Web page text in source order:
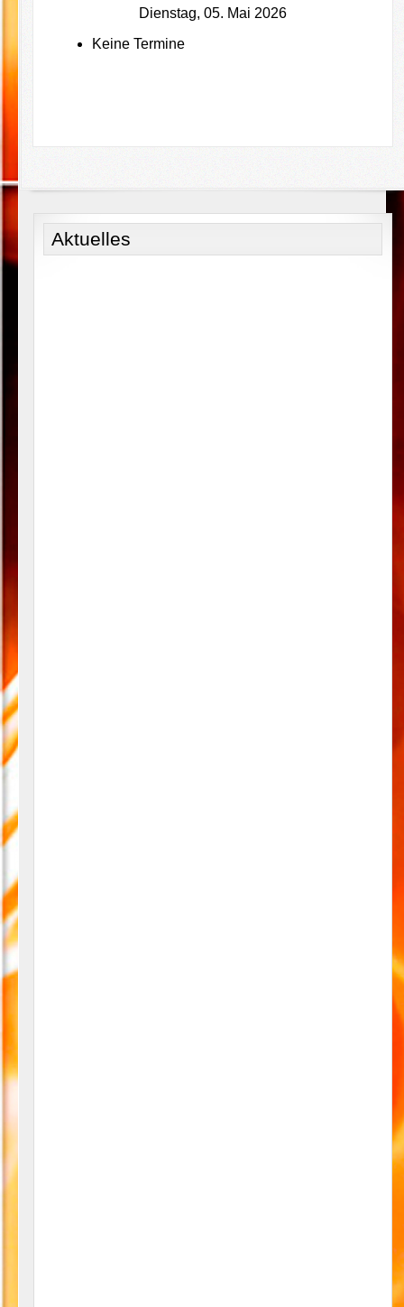
Dienstag, 05. Mai 2026
Keine Termine
Aktuelles